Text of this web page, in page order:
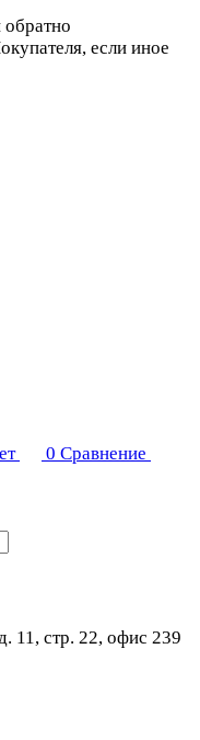
если иное
0 Сравнение
11, стр. 22, офис 239